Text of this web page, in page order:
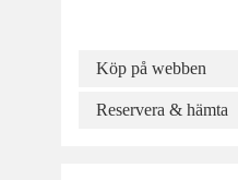
Köp på webben
Reservera & hämta